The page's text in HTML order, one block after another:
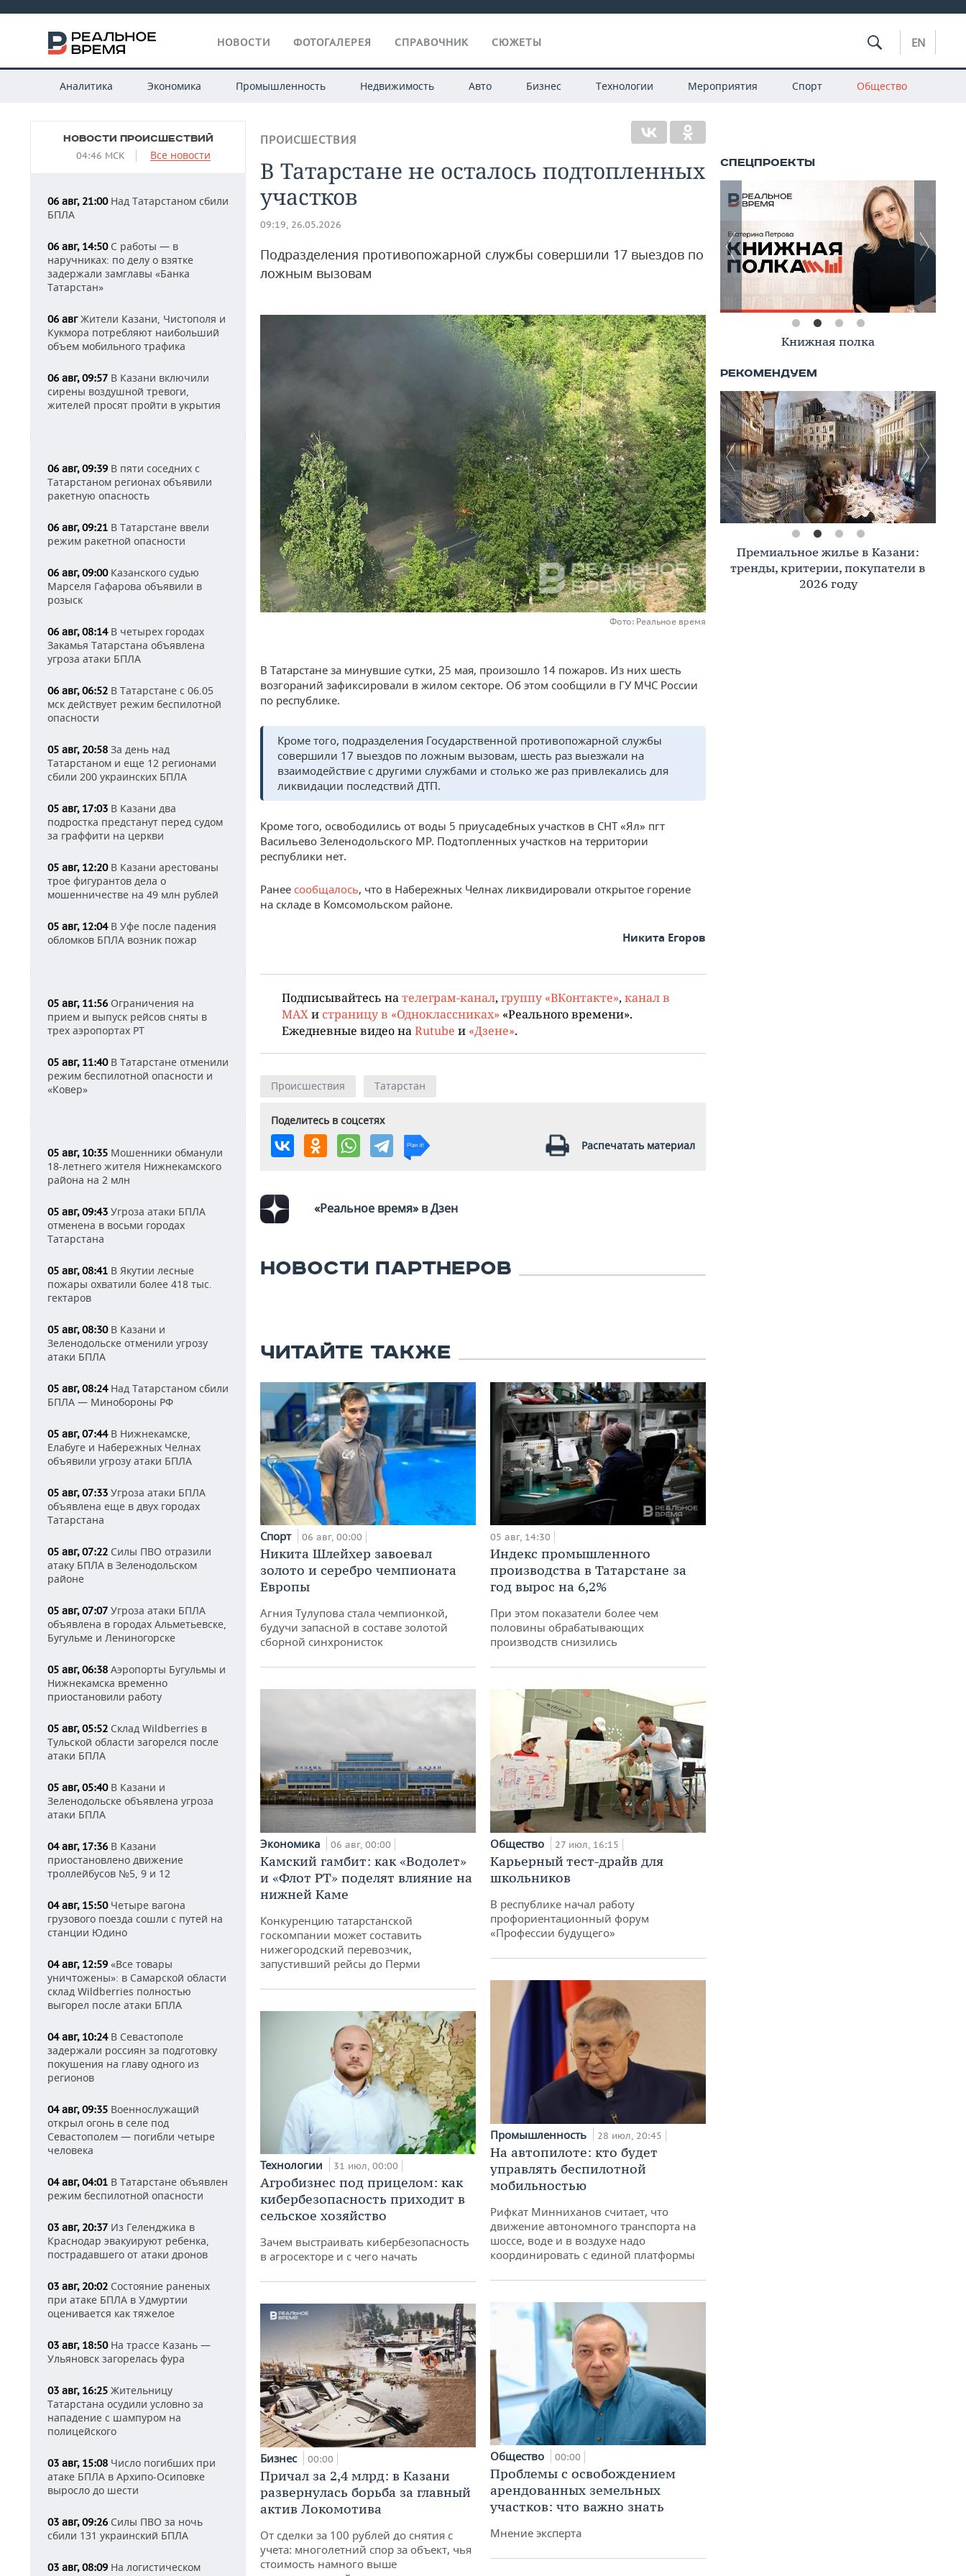
НОВОСТИ ФОТОГАЛЕРЕЯ СПРАВОЧНИК СЮЖЕТЫ EN
Аналитика Экономика Промышленность Недвижимость Авто Бизнес Технологии Мероприятия Спорт Общество
НОВОСТИ ПРОИСШЕСТВИЙ
04:46 МСК Все новости
06 авг, 21:00Над Татарстаном сбили
БПЛА
06 авг, 14:50С работы — в
наручниках: по делу о взятке
задержали замглавы «Банка
Татарстан»
06 авгЖители Казани, Чистополя и
Кукмора потребляют наибольший
объем мобильного трафика
06 авг, 09:57 В Казани включили
сирены воздушной тревоги,
жителей просят пройти в укрытия
06 авг, 09:39 В пяти соседних с
Татарстаном регионах объявили
ракетную опасность
06 авг, 09:21 В Татарстане ввели
режим ракетной опасности
06 авг, 09:00Казанского судью
Марселя Гафарова объявили в
розыск
06 авг, 08:14В четырех городах
Закамья Татарстана объявлена
угроза атаки БПЛА
06 авг, 06:52 В Татарстане с 06.05
мск действует режим беспилотной
опасности
05 авг, 20:58 За день над
Татарстаном и еще 12 регионами
сбили 200 украинских БПЛА
05 авг, 17:03 В Казани два
подростка предстанут перед судом
за граффити на церкви
05 авг, 12:20В Казани арестованы
трое фигурантов дела о
мошенничестве на 49 млн рублей
05 авг, 12:04В Уфе после падения
обломков БПЛА возник пожар
05 авг, 11:56 Ограничения на
прием и выпуск рейсов сняты в
трех аэропортах РТ
05 авг, 11:40В Татарстане отменили
режим беспилотной опасности и
«Ковер»
05 авг, 10:35 Мошенники обманули
18-летнего жителя Нижнекамского
района на 2 млн
05 авг, 09:43 Угроза атаки БПЛА
отменена в восьми городах
Татарстана
05 авг, 08:41 В Якутии лесные
пожары охватили более 418 тыс.
гектаров
05 авг, 08:30В Казани и
Зеленодольске отменили угрозу
атаки БПЛА
05 авг, 08:24Над Татарстаном сбили
БПЛА — Минобороны РФ
05 авг, 07:44В Нижнекамске,
Елабуге и Набережных Челнах
объявили угрозу атаки БПЛА
05 авг, 07:33 Угроза атаки БПЛА
объявлена еще в двух городах
Татарстана
05 авг, 07:22 Силы ПВО отразили
атаку БПЛА в Зеленодольском
районе
05 авг, 07:07 Угроза атаки БПЛА
объявлена в городах Альметьевске,
Бугульме и Лениногорске
05 авг, 06:38 Аэропорты Бугульмы и
Нижнекамска временно
приостановили работу
05 авг, 05:52 Склад Wildberries в
Тульской области загорелся после
атаки БПЛА
05 авг, 05:40В Казани и
Зеленодольске объявлена угроза
атаки БПЛА
04 авг, 17:36 В Казани
приостановлено движение
троллейбусов №5, 9 и 12
04 авг, 15:50Четыре вагона
грузового поезда сошли с путей на
станции Юдино
04 авг, 12:59 «Все товары
уничтожены»: в Самарской области
склад Wildberries полностью
выгорел после атаки БПЛА
04 авг, 10:24В Севастополе
задержали россиян за подготовку
покушения на главу одного из
регионов
04 авг, 09:35 Военнослужащий
открыл огонь в селе под
Севастополем — погибли четыре
человека
04 авг, 04:01 В Татарстане объявлен
режим беспилотной опасности
03 авг, 20:37 Из Геленджика в
Краснодар эвакуируют ребенка,
пострадавшего от атаки дронов
03 авг, 20:02 Состояние раненых
при атаке БПЛА в Удмуртии
оценивается как тяжелое
03 авг, 18:50На трассе Казань —
Ульяновск загорелась фура
03 авг, 16:25 Жительницу
Татарстана осудили условно за
нападение с шампуром на
полицейского
03 авг, 15:08 Число погибших при
атаке БПЛА в Архипо-Осиповке
выросло до шести
03 авг, 09:26 Силы ПВО за ночь
сбили 131 украинский БПЛА
03 авг, 08:09 На логистическом
ПРОИСШЕСТВИЯ
В Татарстане не осталось подтопленных
участков
09:19, 26.05.2026
Подразделения противопожарной службы совершили 17 выездов по
ложным вызовам
Фото: Реальное время
В Татарстане за минувшие сутки, 25 мая, произошло 14 пожаров. Из них шесть
возгораний зафиксировали в жилом секторе. Об этом сообщили в ГУ МЧС России
по республике.
Кроме того, подразделения Государственной противопожарной службы
совершили 17 выездов по ложным вызовам, шесть раз выезжали на
взаимодействие с другими службами и столько же раз привлекались для
ликвидации последствий ДТП.
Кроме того, освободились от воды 5 приусадебных участков в СНТ «Ял» пгт
Васильево Зеленодольского МР. Подтопленных участков на территории
республики нет.
Ранее сообщалось, что в Набережных Челнах ликвидировали открытое горение
на складе в Комсомольском районе.
Никита Егоров
Подписывайтесь на телеграм-канал, группу «ВКонтакте», канал в
MAX и страницу в «Одноклассниках» «Реального времени».
Ежедневные видео на Rutube и «Дзене».
Происшествия Татарстан
Поделитесь в соцсетях
Распечатать материал
«Реальное время» в Дзен
НОВОСТИ ПАРТНЕРОВ
ЧИТАЙТЕ ТАКЖЕ
Спорт 06 авг, 00:00
Никита Шлейхер завоевал
золото и серебро чемпионата
Европы
Агния Тулупова стала чемпионкой,
будучи запасной в составе золотой
сборной синхронисток
Экономика 06 авг, 00:00
Камский гамбит: как «Водолет»
и «Флот РТ» поделят влияние на
нижней Каме
Конкуренцию татарстанской
госкомпании может составить
нижегородский перевозчик,
запустивший рейсы до Перми
Технологии 31 июл, 00:00
Агробизнес под прицелом: как
кибербезопасность приходит в
сельское хозяйство
Зачем выстраивать кибербезопасность
в агросекторе и с чего начать
Бизнес 00:00
Причал за 2,4 млрд: в Казани
развернулась борьба за главный
актив Локомотива
От сделки за 100 рублей до снятия с
учета: многолетний спор за объект, чья
стоимость намного выше
05 авг, 14:30
Индекс промышленного
производства в Татарстане за
год вырос на 6,2%
При этом показатели более чем
половины обрабатывающих
производств снизились
Общество 27 июл, 16:15
Карьерный тест-драйв для
школьников
В республике начал работу
профориентационный форум
«Профессии будущего»
Промышленность 28 июл, 20:45
На автопилоте: кто будет
управлять беспилотной
мобильностью
Рифкат Минниханов считает, что
движение автономного транспорта на
шоссе, воде и в воздухе надо
координировать с единой платформы
Общество 00:00
Проблемы с освобождением
арендованных земельных
участков: что важно знать
Мнение эксперта
Книжная полка
Премиальное жилье в Казани:
тренды, критерии, покупатели в
2026 году